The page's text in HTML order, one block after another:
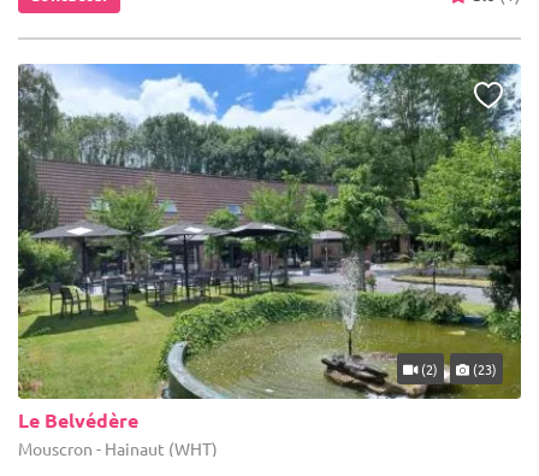
(2) (23)
Le Belvédère
Mouscron - Hainaut (WHT)